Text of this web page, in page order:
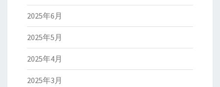
2025年6月
2025年5月
2025年4月
2025年3月